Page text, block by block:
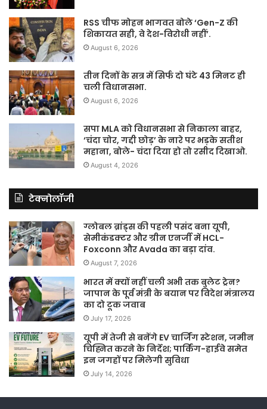
RSS चीफ मोहन भागवत बोले ‘Gen-Z की
शिकायत सही, वे देश-विरोधी नहीं’.
August 6, 2026
तीन दिनों के सत्र में सिर्फ दो घंटे 43 मिनट ही
चली विधानसभा.
August 6, 2026
सपा MLA को विधानसभा से निकाला बाहर,
‘चंदा चोर, गद्दी छोड़’ के नारे पर भड़के सतीश
महाना, बोले- चंदा दिया हो तो रसीद दिखाओ.
August 4, 2026
टेक्नोलॉजी
ग्लोबल ब्रांड्स की पहली पसंद बना यूपी,
सेमीकंडक्टर और ग्रीन एनर्जी में HCL-
Foxconn और Avada का बड़ा दांव.
August 7, 2026
भारत में क्यों नहीं चली अभी तक बुलेट ट्रेन?
जापान के पूर्व मंत्री के बयान पर विदेश मंत्रालय
का दो टूक जवाब
July 17, 2026
यूपी में तेजी से बनेंगे EV चार्जिंग स्टेशन, जमीन
चिह्नित करने के निर्देश; पार्किंग-हाईवे समेत
इन जगहों पर मिलेगी सुविधा
July 14, 2026